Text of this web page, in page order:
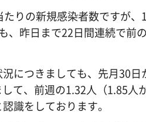
りの新規感染者数ですが
、昨日まで22日間連続で前
につきましても、先月30
て、前週の1.32人（1.85人
識をしております。